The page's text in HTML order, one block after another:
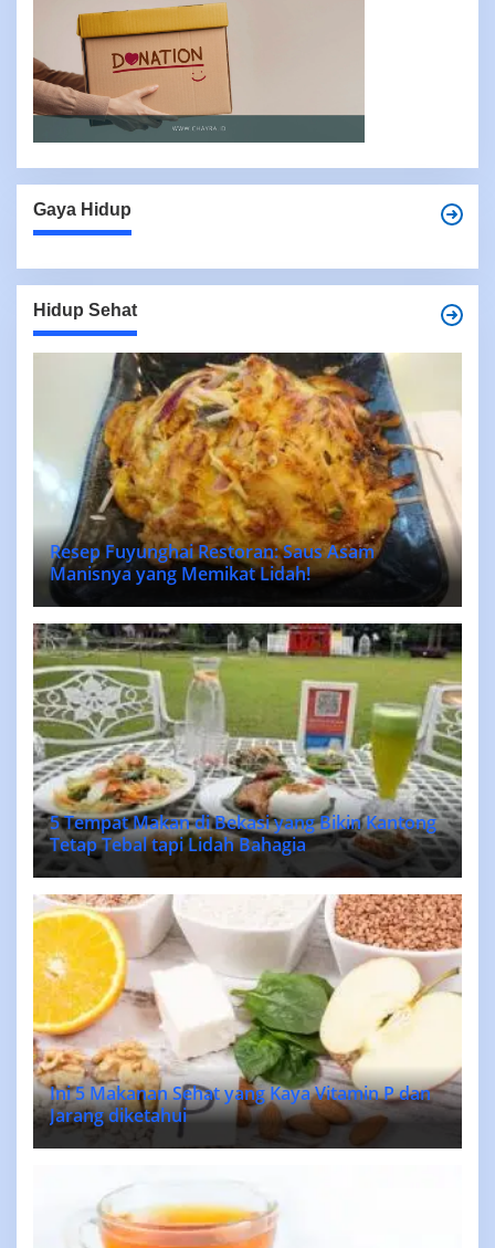
Gaya Hidup
Hidup Sehat
Resep Fuyunghai Restoran: Saus Asam
Manisnya yang Memikat Lidah!
5 Tempat Makan di Bekasi yang Bikin Kantong
Tetap Tebal tapi Lidah Bahagia
Ini 5 Makanan Sehat yang Kaya Vitamin P dan
Jarang diketahui